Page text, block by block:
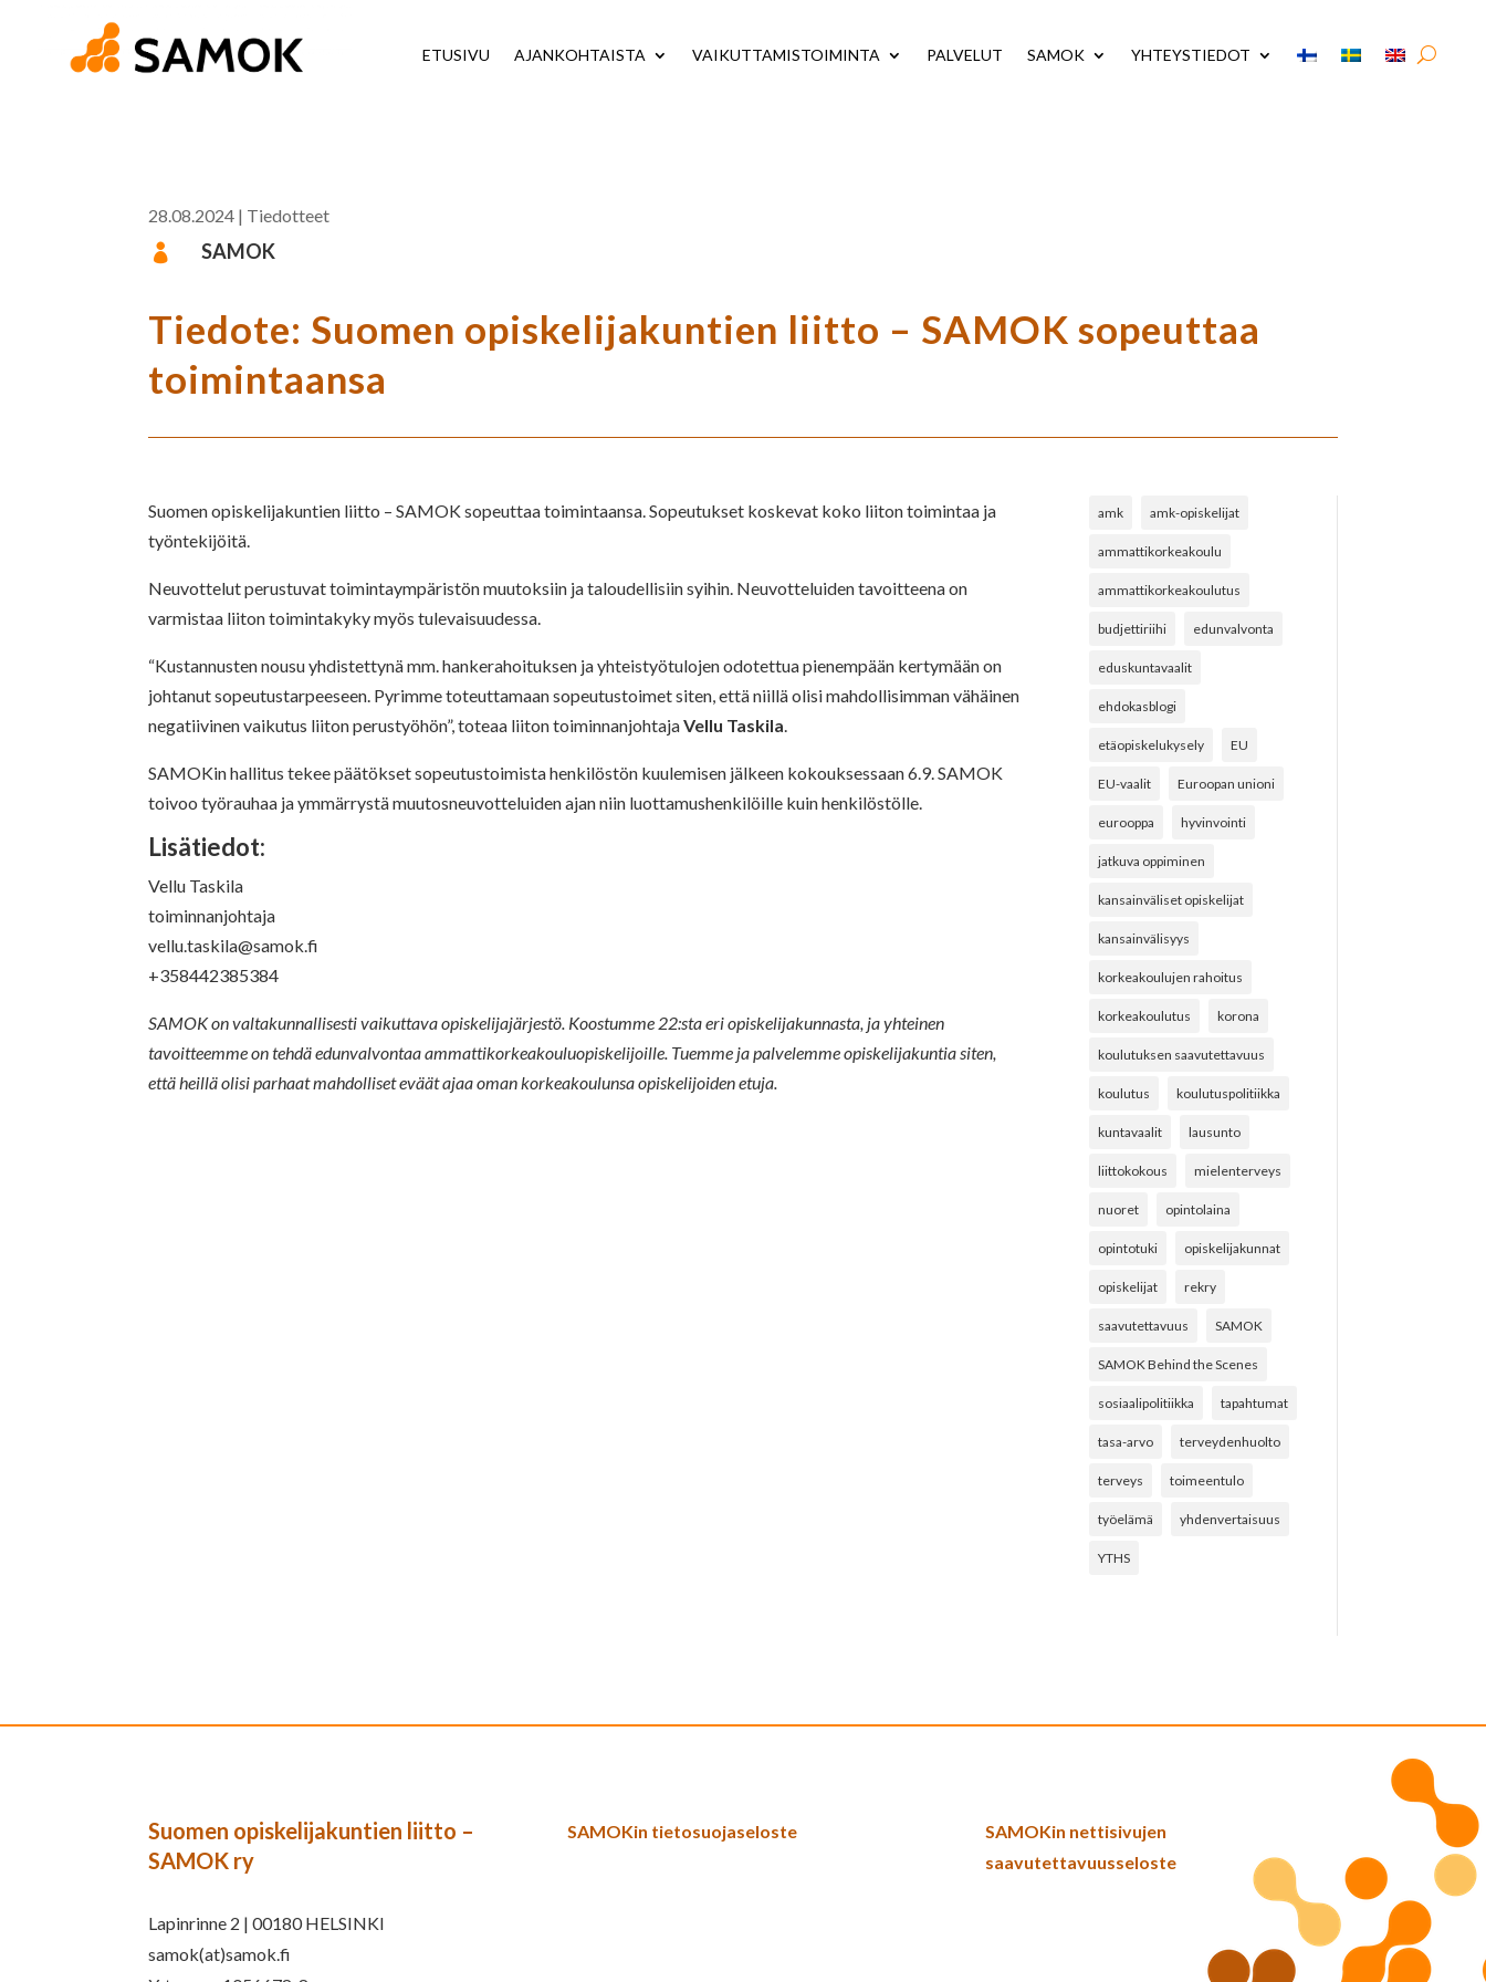
ETUSIVU AJANKOHTAISTA VAIKUTTAMISTOIMINTA PALVELUT SAMOK YHTEYSTIEDOT
28.08.2024 | Tiedotteet
 SAMOK
Tiedote: Suomen opiskelijakuntien liitto – SAMOK sopeuttaa
toimintaansa
Suomen opiskelijakuntien liitto – SAMOK sopeuttaa toimintaansa. Sopeutukset koskevat koko liiton toimintaa ja
työntekijöitä.
Neuvottelut perustuvat toimintaympäristön muutoksiin ja taloudellisiin syihin. Neuvotteluiden tavoitteena on
varmistaa liiton toimintakyky myös tulevaisuudessa.
“Kustannusten nousu yhdistettynä mm. hankerahoituksen ja yhteistyötulojen odotettua pienempään kertymään on
johtanut sopeutustarpeeseen. Pyrimme toteuttamaan sopeutustoimet siten, että niillä olisi mahdollisimman vähäinen
negatiivinen vaikutus liiton perustyöhön”, toteaa liiton toiminnanjohtajaVellu Taskila
SAMOKin hallitus tekee päätökset sopeutustoimista henkilöstön kuulemisen jälkeen kokouksessaan 6.9. SAMOK
toivoo työrauhaa ja ymmärrystä muutosneuvotteluiden ajan niin luottamushenkilöille kuin henkilöstölle.
Lisätiedot:
Vellu Taskila
toiminnanjohtaja
vellu.taskila@samok.fi
+358442385384
SAMOK on valtakunnallisesti vaikuttava opiskelijajärjestö. Koostumme 22:sta eri opiskelijakunnasta, ja yhteinen
tavoitteemme on tehdä edunvalvontaa ammattikorkeakouluopiskelijoille. Tuemme ja palvelemme opiskelijakuntia siten,
että heillä olisi parhaat mahdolliset eväät ajaa oman korkeakoulunsa opiskelijoiden etuja.
amk amk-opiskelijat
ammattikorkeakoulu
ammattikorkeakoulutus
budjettiriihi edunvalvonta
eduskuntavaalit
ehdokasblogi
etäopiskelukysely EU
EU-vaalit Euroopan unioni
eurooppa hyvinvointi
jatkuva oppiminen
kansainväliset opiskelijat
kansainvälisyys
korkeakoulujen rahoitus
korkeakoulutus korona
koulutuksen saavutettavuus
koulutus koulutuspolitiikka
kuntavaalit lausunto
liittokokous mielenterveys
nuoret opintolaina
opintotuki opiskelijakunnat
opiskelijat rekry
saavutettavuus SAMOK
SAMOK Behind the Scenes
sosiaalipolitiikka tapahtumat
tasa-arvo terveydenhuolto
terveys toimeentulo
työelämä yhdenvertaisuus
YTHS
Suomen opiskelijakuntien liitto –
SAMOK ry
Lapinrinne 2 | 00180 HELSINKI
samok(at)samok.fi
SAMOKin tietosuojaseloste
SAMOKin nettisivujen
saavutettavuusseloste